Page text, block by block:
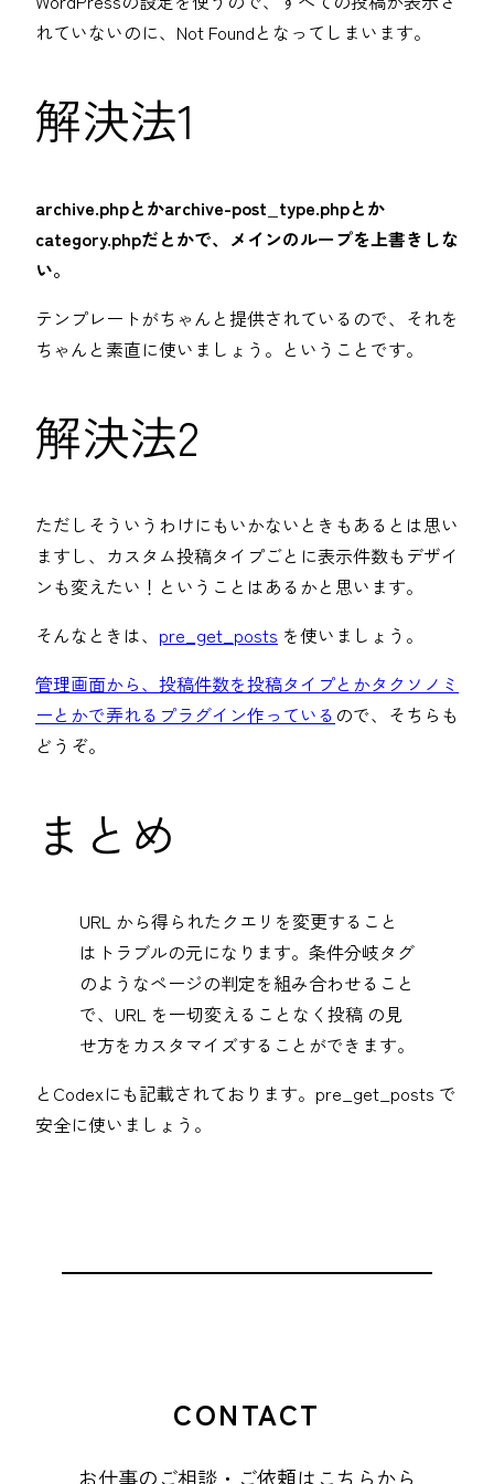
れていないのに、Not Foundとなってしまいます。
解決法1
archive.phpとかarchive-post_type.phpとか
category.phpだとかで、メインのループを上書きしな
い。
テンプレートがちゃんと提供されているので、それを
ちゃんと素直に使いましょう。ということです。
解決法2
ただしそういうわけにもいかないときもあるとは思い
ますし、カスタム投稿タイプごとに表示件数もデザイ
ンも変えたい！ということはあるかと思います。
そんなときは、 pre_get_posts を使いましょう。
管理画面から、投稿件数を投稿タイプとかタクソノミ
ーとかで弄れるプラグイン作っている ので、そちらも
どうぞ。
まとめ
URL から得られたクエリを変更すること
はトラブルの元になります。条件分岐タグ
のようなページの判定を組み合わせること
で、URL を一切変えることなく投稿 の見
せ方をカスタマイズすることができます。
とCodexにも記載されております。pre_get_posts で
安全に使いましょう。
CONTACT
お仕事のご相談・ご依頼はこちらから